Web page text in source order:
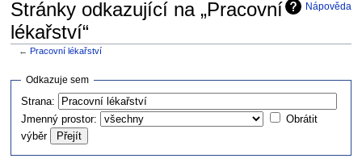
Nápověda
Stránky odkazující na „Pracovní
lékařství“
← Pracovní lékařství
Skočit
navigaci
Skočit
vyhledávání
Odkazuje sem
Strana:
Jmenný prostor:
Obrátit
výběr